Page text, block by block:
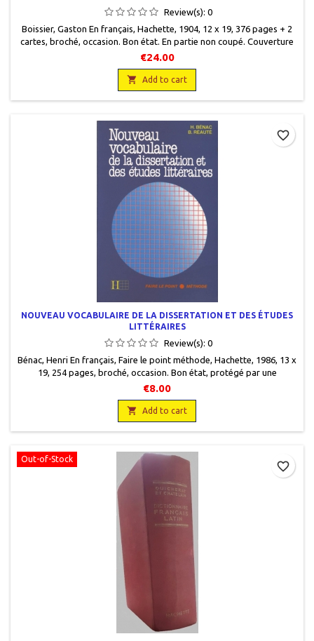
Review(s): 0
Boissier, Gaston En français, Hachette, 1904, 12 x 19, 376 pages + 2
cartes, broché, occasion. Bon état. En partie non coupé. Couverture
marquée au recto coin bas.
€24.00
 Add to cart
NOUVEAU VOCABULAIRE DE LA DISSERTATION ET DES ÉTUDES
LITTÉRAIRES
Review(s): 0
Bénac, Henri En français, Faire le point méthode, Hachette, 1986, 13 x
19, 254 pages, broché, occasion. Bon état, protégé par une
couverture plastique.
€8.00
 Add to cart
favorite_border
Out-of-Stock
favorite_border